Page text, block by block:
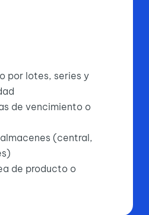
por lotes, series y
de vencimiento o
(central,
de producto o